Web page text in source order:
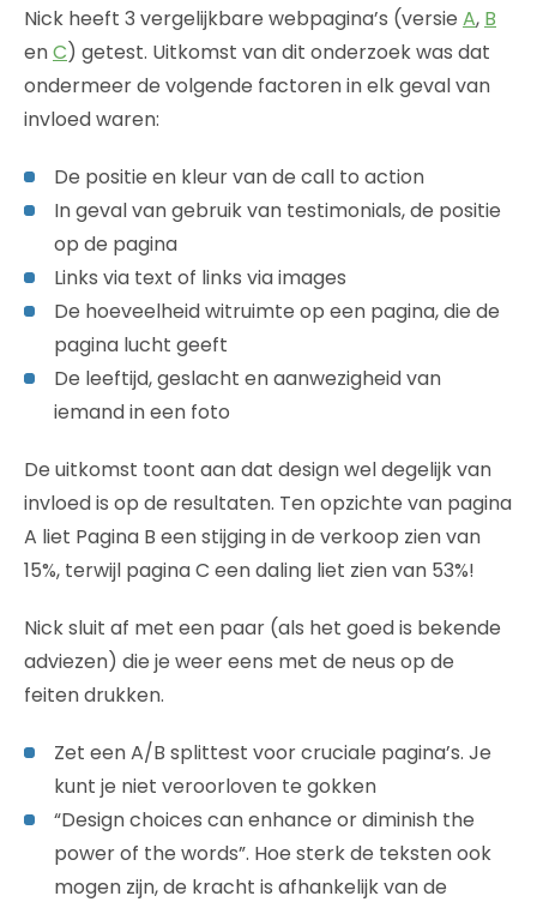
Nick heeft 3 vergelijkbare webpagina’s (versie A, B
enC) getest. Uitkomst van dit onderzoek was dat
ondermeer de volgende factoren in elk geval van
invloed waren:
De positie en kleur van de call to action
In geval van gebruik van testimonials, de positie
op de pagina
Links via text of links via images
De hoeveelheid witruimte op een pagina, die de
pagina lucht geeft
De leeftijd, geslacht en aanwezigheid van
iemand in een foto
De uitkomst toont aan dat design wel degelijk van
invloed is op de resultaten. Ten opzichte van pagina
A liet Pagina B een stijging in de verkoop zien van
15%, terwijl pagina C een daling liet zien van 53%!
Nick sluit af met een paar (als het goed is bekende
adviezen) die je weer eens met de neus op de
feiten drukken.
Zet een A/B splittest voor cruciale pagina’s. Je
kunt je niet veroorloven te gokken
“Design choices can enhance or diminish the
power of the words”. Hoe sterk de teksten ook
mogen zijn, de kracht is afhankelijk van de